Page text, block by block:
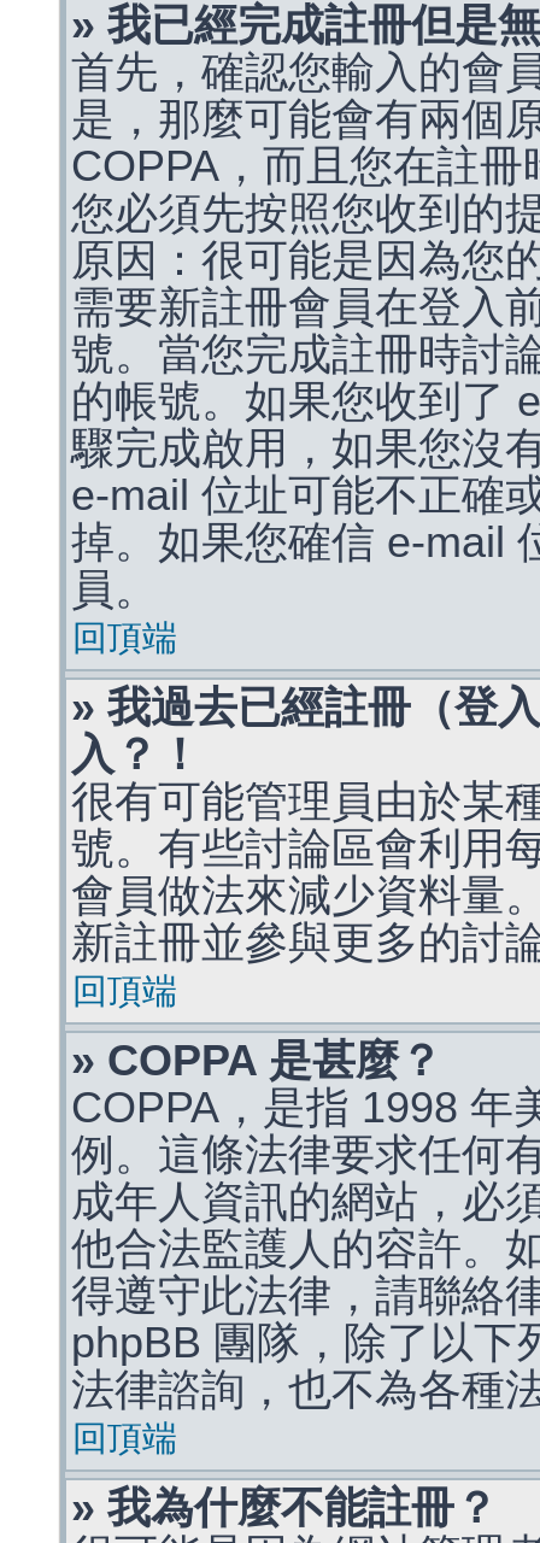
» 我已經完成註冊但是
首先，確認您輸入的會
是，那麼可能會有兩個
COPPA，而且您在註
您必須先按照您收到的
原因：很可能是因為您
需要新註冊會員在登入
號。當您完成註冊時討
的帳號。如果您收到了
驟完成啟用，如果您沒
e-mail 位址可能不正確
掉。如果您確信 e-mail
員。
回頂端
» 我過去已經註冊（登
入？！
很有可能管理員由於某
號。有些討論區會利用
會員做法來減少資料量
新註冊並參與更多的討
回頂端
» COPPA 是甚麼？
COPPA，是指 1998 年
例。這條法律要求任何
成年人資訊的網站，必
他合法監護人的容許。
得遵守此法律，請聯絡
phpBB 團隊，除了以下
法律諮詢，也不為各種
回頂端
» 我為什麼不能註冊？